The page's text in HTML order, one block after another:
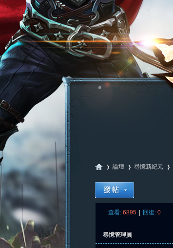
論壇
›
尋憶新紀元
查看: 6895 回復: 0
尋憶管理員